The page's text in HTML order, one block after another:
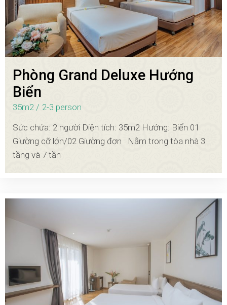
Phòng Grand Deluxe Hướng
Biển
35m2
2-3 person
Sức chứa: 2 người Diện tích: 35m2 Hướng: Biển 01
Giường cỡ lớn/02 Giường đơn Nằm trong tòa nhà 3
tầng và 7 tần